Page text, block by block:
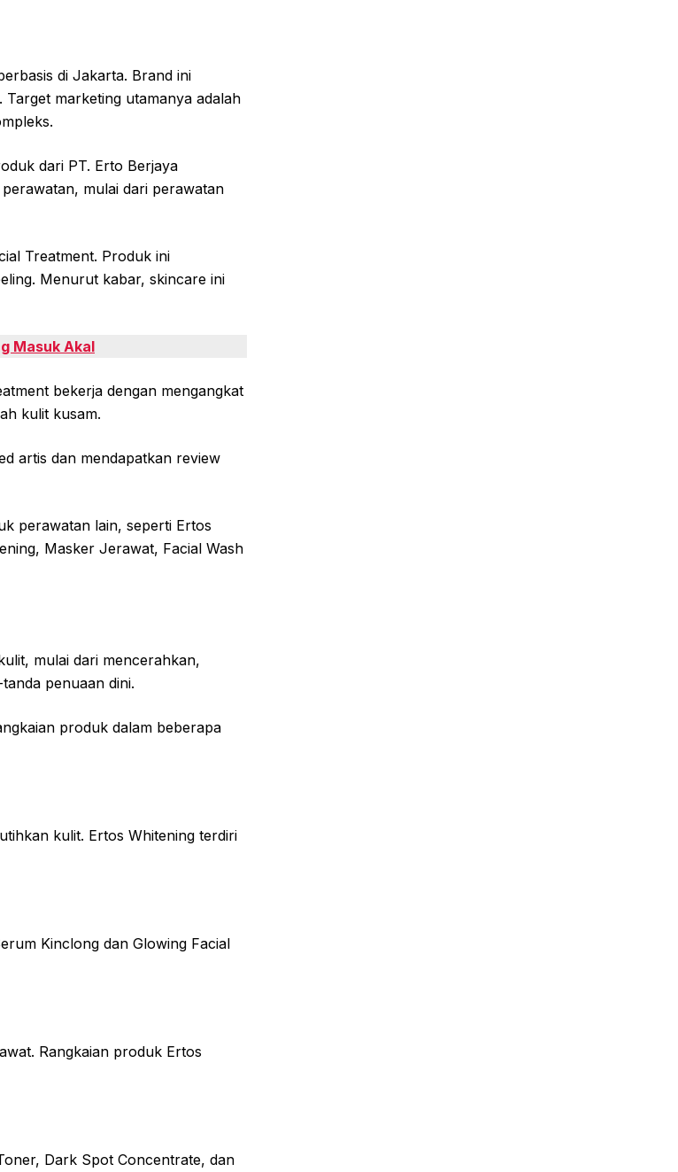
di Jakarta. Brand ini
marketing utamanya adalah
dari PT. Erto Berjaya
mulai dari perawatan
Treatment. Produk ini
Menurut kabar, skincare ini
Masuk Akal
bekerja dengan mengangkat
kulit kusam.
artis dan mendapatkan review
perawatan lain, seperti Ertos
Masker Jerawat, Facial Wash
mulai dari mencerahkan,
penuaan dini.
produk dalam beberapa
kulit. Ertos Whitening terdiri
Kinclong dan Glowing Facial
Rangkaian produk Ertos
Dark Spot Concentrate, dan